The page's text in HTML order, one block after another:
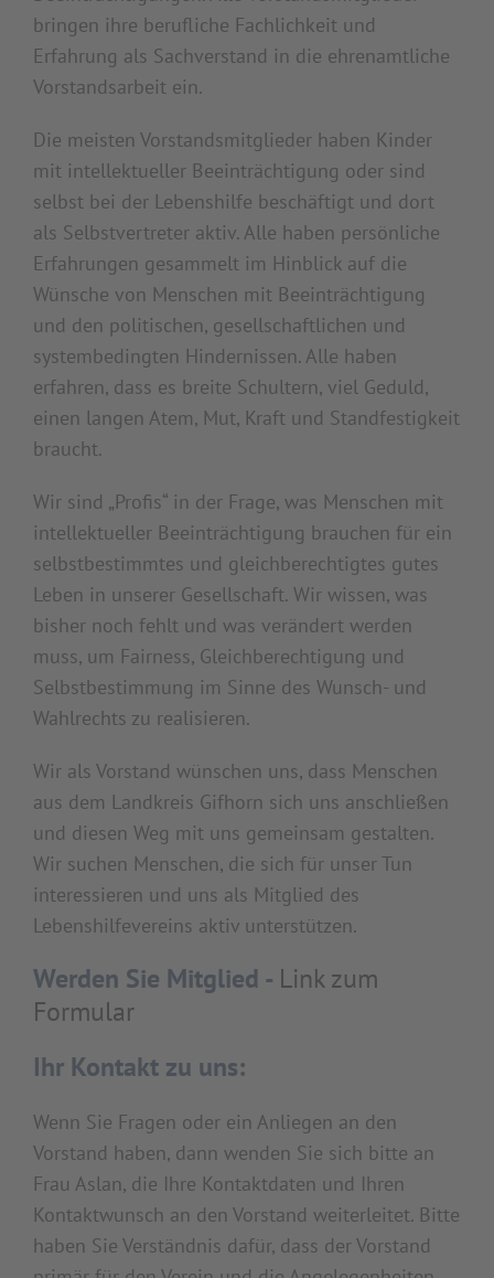
bringen ihre berufliche Fachlichkeit und
Erfahrung als Sachverstand in die ehrenamtliche
Vorstandsarbeit ein.
Die meisten Vorstandsmitglieder haben Kinder
mit intellektueller Beeinträchtigung oder sind
selbst bei der Lebenshilfe beschäftigt und dort
als Selbstvertreter aktiv. Alle haben persönliche
Erfahrungen gesammelt im Hinblick auf die
Wünsche von Menschen mit Beeinträchtigung
und den politischen, gesellschaftlichen und
systembedingten Hindernissen. Alle haben
erfahren, dass es breite Schultern, viel Geduld,
einen langen Atem, Mut, Kraft und Standfestigkeit
braucht.
Wir sind „Profis“ in der Frage, was Menschen mit
intellektueller Beeinträchtigung brauchen für ein
selbstbestimmtes und gleichberechtigtes gutes
Leben in unserer Gesellschaft. Wir wissen, was
bisher noch fehlt und was verändert werden
muss, um Fairness, Gleichberechtigung und
Selbstbestimmung im Sinne des Wunsch- und
Wahlrechts zu realisieren.
Wir als Vorstand wünschen uns, dass Menschen
aus dem Landkreis Gifhorn sich uns anschließen
und diesen Weg mit uns gemeinsam gestalten.
Wir suchen Menschen, die sich für unser Tun
interessieren und uns als Mitglied des
Lebenshilfevereins aktiv unterstützen.
Werden Sie Mitglied - Link zum
Formular
Ihr Kontakt zu uns:
Wenn Sie Fragen oder ein Anliegen an den
Vorstand haben, dann wenden Sie sich bitte an
Frau Aslan, die Ihre Kontaktdaten und Ihren
Kontaktwunsch an den Vorstand weiterleitet. Bitte
haben Sie Verständnis dafür, dass der Vorstand